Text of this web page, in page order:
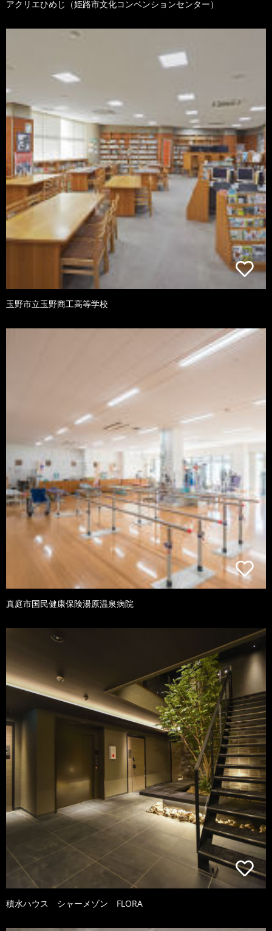
アクリエひめじ（姫路市文化コンベンションセンター）
玉野市立玉野商工高等学校
真庭市国民健康保険湯原温泉病院
積水ハウス シャーメゾン FLORA